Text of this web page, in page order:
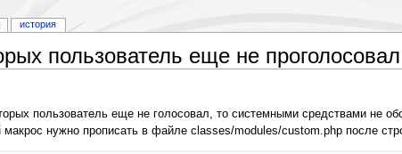
пользователь еще не проголосовал
пользователь еще не голосовал, то системными средствами не
нужно прописать в файле classes/modules/custom.php после
история